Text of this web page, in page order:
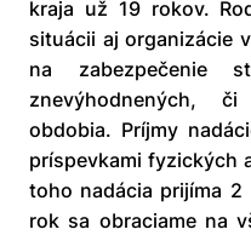
kraja už 19 rokov.
situácii aj organizácie
na zabezpečenie
znevýhodnených,
obdobia. Príjmy
príspevkami fyzických
toho nadácia prijíma
rok sa obraciame na